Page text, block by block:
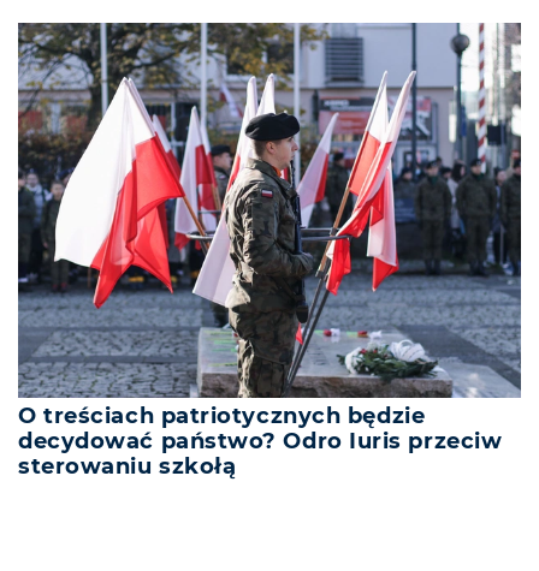
O treściach patriotycznych będzie
decydować państwo? Odro Iuris przeciw
sterowaniu szkołą